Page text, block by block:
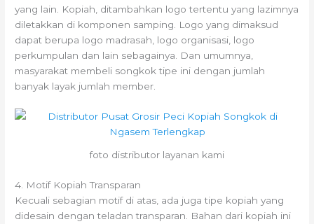
yang lain. Kopiah, ditambahkan logo tertentu yang lazimnya
diletakkan di komponen samping. Logo yang dimaksud
dapat berupa logo madrasah, logo organisasi, logo
perkumpulan dan lain sebagainya. Dan umumnya,
masyarakat membeli songkok tipe ini dengan jumlah
banyak layak jumlah member.
foto distributor layanan kami
4. Motif Kopiah Transparan
Kecuali sebagian motif di atas, ada juga tipe kopiah yang
didesain dengan teladan transparan. Bahan dari kopiah ini